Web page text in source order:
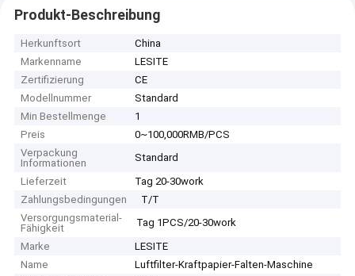
Produkt-Beschreibung
Herkunftsort
China
Markenname
LESITE
Zertifizierung
CE
Modellnummer
Standard
Min Bestellmenge
1
Preis
0~100,000RMB/PCS
Verpackung
Informationen
Standard
Lieferzeit
Tag 20-30work
Zahlungsbedingungen
T/T
Versorgungsmaterial-
Fähigkeit
Tag 1PCS/20-30work
Marke
LESITE
Name
Luftfilter-Kraftpapier-Falten-Maschine